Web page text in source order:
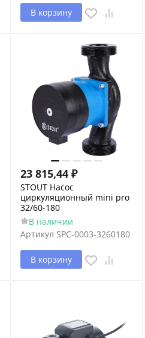
В корзину
23 815,44 ₽
STOUT Насос
циркуляционный mini pro
32/60-180
В наличии
Артикул SPC-0003-3260180
В корзину